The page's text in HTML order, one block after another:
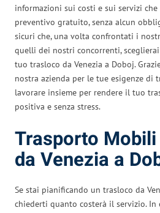
informazioni sui costi e sui servizi
preventivo gratuito, senza alcun
sicuri che, una volta confrontati i
quelli dei nostri concorrenti,
tuo trasloco da Venezia a Doboj.
nostra azienda per le tue esigenze di
lavorare insieme per rendere il tuo
positiva e senza stress.
Trasporto
da Venezia a
Se stai pianificando un trasloco da
chiederti quanto costerà il servizio.